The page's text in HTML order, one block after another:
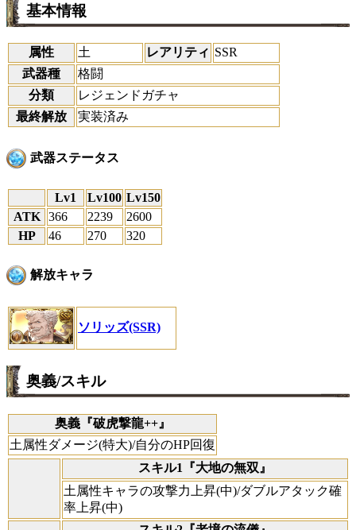
基本情報
属性 土 レアリティ SSR
武器種
格闘
分類
レジェンドガチャ
最終解放
実装済み
武器ステータス
Lv1 Lv100 Lv150
ATK
366 2239
2600
HP
46 270 320
解放キャラ
ソリッズ(SSR)
奥義/スキル
奥義『破虎撃龍++』
土属性ダメージ(特大)/自分のHP回復
スキル1『大地の無双』
土属性キャラの攻撃力上昇(中)/ダブルアタック確
率上昇(中)